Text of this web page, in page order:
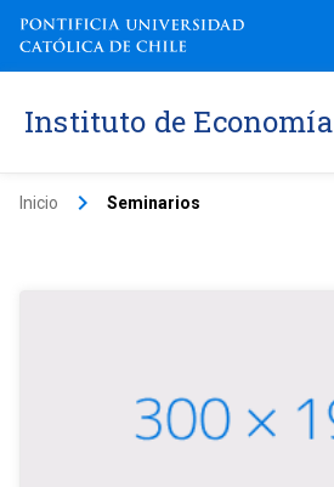
Instituto de Economía
Inicio keyboard_arrow_right Seminarios